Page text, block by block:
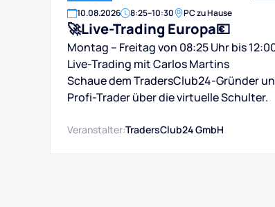
10.08.2026 8:25–10:30 PC zu Hause
🚀Live-Trading Europa💶
Montag – Freitag von 08:25 Uhr bis
Live-Trading mit Carlos Martins
Schaue dem TradersClub24-Gründer
Profi-Trader über die virtuelle Schulter.
Veranstalter:TradersClub24 GmbH